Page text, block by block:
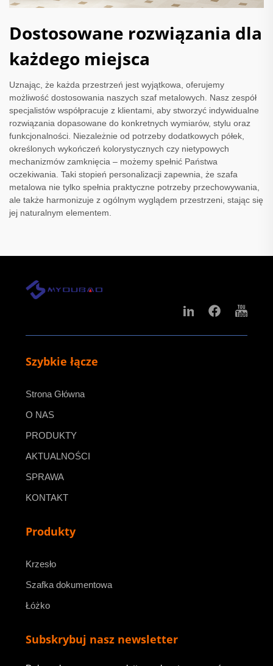
Dostosowane rozwiązania dla
każdego miejsca
Uznając, że każda przestrzeń jest wyjątkowa, oferujemy
możliwość dostosowania naszych szaf metalowych. Nasz zespół
specjalistów współpracuje z klientami, aby stworzyć indywidualne
rozwiązania dopasowane do konkretnych wymiarów, stylu oraz
funkcjonalności. Niezależnie od potrzeby dodatkowych półek,
określonych wykończeń kolorystycznych czy nietypowych
mechanizmów zamknięcia – możemy spełnić Państwa
oczekiwania. Taki stopień personalizacji zapewnia, że szafa
metalowa nie tylko spełnia praktyczne potrzeby przechowywania,
ale także harmonizuje z ogólnym wyglądem przestrzeni, stając się
jej naturalnym elementem.
Szybkie łącze
Strona Główna
O NAS
PRODUKTY
AKTUALNOŚCI
SPRAWA
KONTAKT
Produkty
Krzesło
Szafka dokumentowa
Łóżko
Subskrybuj nasz newsletter